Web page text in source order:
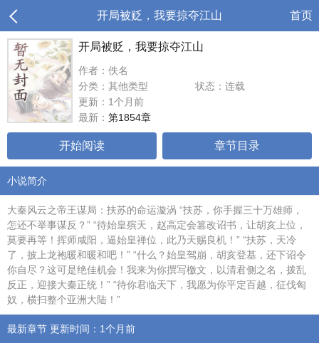
开局被贬，我要掠夺江山 首页
开局被贬，我要掠夺江山
作者：佚名
分类：其他类型
状态：连载
更新：1个月前
最新： 第1854章
开始阅读 章节目录
小说简介
大秦风云之帝王谋局：扶苏的命运漩涡 “扶苏，你手握三十万雄师，
怎还不举事谋反？” “待始皇殡天，赵高定会篡改诏书，让胡亥上位，
莫要再等！挥师咸阳，逼始皇禅位，此乃天赐良机！” “扶苏，天冷
了，披上龙袍暖和暖和吧！” “什么？始皇驾崩，胡亥登基，还下诏令
你自尽？这可是绝佳机会！我来为你撰写檄文，以清君侧之名，拨乱
反正，迎接大秦正统！” “待你君临天下，我愿为你平定百越，征伐匈
奴，横扫整个亚洲大陆！”
最新章节 更新时间：1个月前